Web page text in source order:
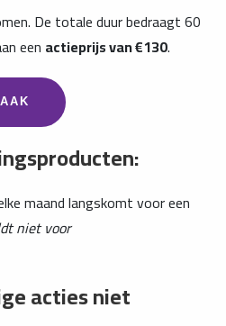
De totale duur bedraagt 60
een actieprijs van €130.
maand langskomt voor een
niet voor
acties niet